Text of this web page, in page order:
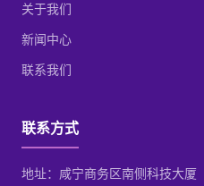
关于我们
新闻中心
联系我们
联系方式
地址：咸宁商务区南侧科技大厦